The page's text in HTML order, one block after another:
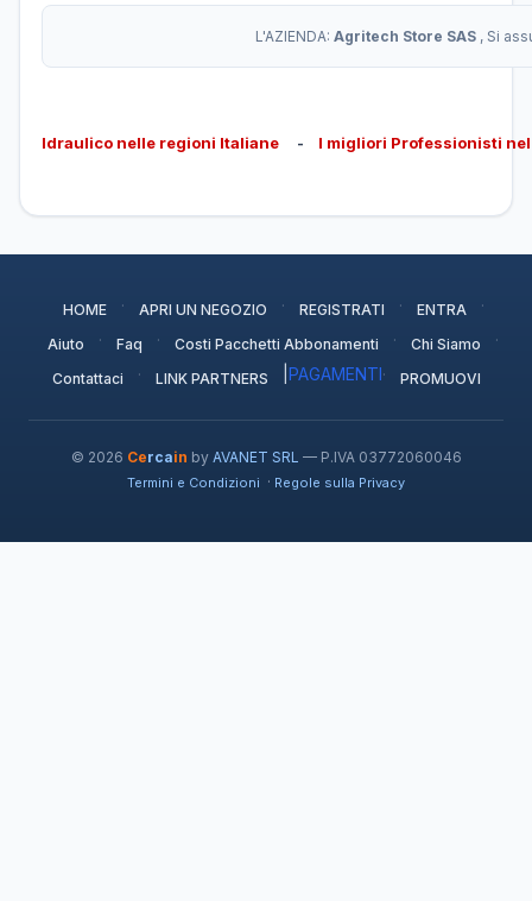
L'AZIENDA: Agritech Store SAS , Si
Idraulico nelle regioni Italiane - I migliori Professionisti
HOME · APRI UN NEGOZIO · REGISTRATI · ENTRA ·
Aiuto · Faq · Costi Pacchetti Abbonamenti · Chi Siamo ·
Contattaci · LINK PARTNERS PAGAMENTI· PROMUOVI
© 2026 Cercain by AVANET SRL — P.IVA 03772060046
Termini e Condizioni · Regole sulla Privacy